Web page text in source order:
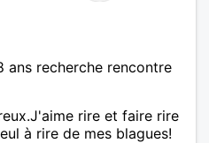
ans recherche rencontre
rire et faire rire
à rire de mes blagues!